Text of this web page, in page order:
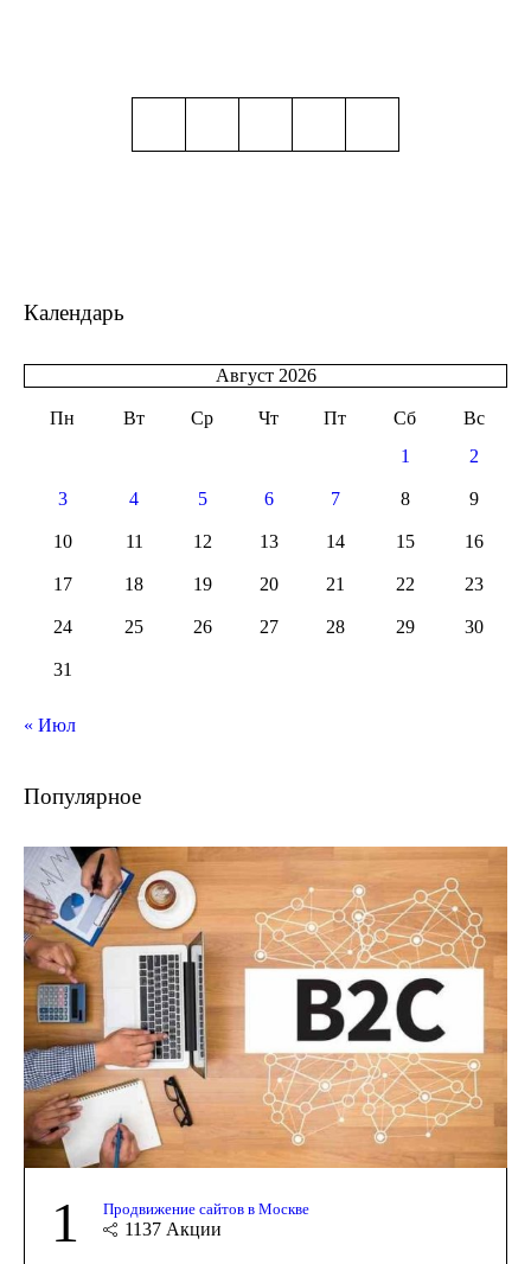
Календарь
Август 2026
Пн Вт Ср Чт Пт Сб
Вс
1
2
3 4 5 6 7 8 9
10 11 12 13 14 15 16
17 18 19 20 21 22 23
24 25 26 27 28 29 30
31
« Июл
Популярное
1 Продвижение сайтов в Москве
1137 Акции